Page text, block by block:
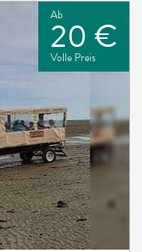
Ab
20 €
Volle Preis